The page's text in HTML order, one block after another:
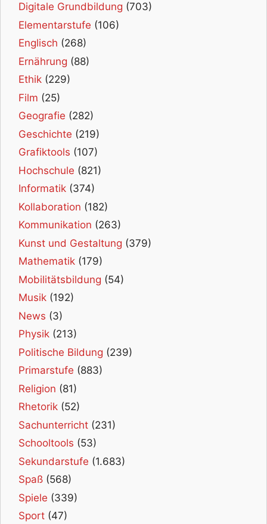
Digitale Grundbildung (703)
Elementarstufe (106)
Englisch (268)
Ernährung (88)
Ethik (229)
Film (25)
Geografie (282)
Geschichte (219)
Grafiktools (107)
Hochschule (821)
Informatik (374)
Kollaboration (182)
Kommunikation (263)
Kunst und Gestaltung (379)
Mathematik (179)
Mobilitätsbildung (54)
Musik (192)
News (3)
Physik (213)
Politische Bildung (239)
Primarstufe (883)
Religion (81)
Rhetorik (52)
Sachunterricht (231)
Schooltools (53)
Sekundarstufe (1.683)
Spaß (568)
Spiele (339)
Sport (47)